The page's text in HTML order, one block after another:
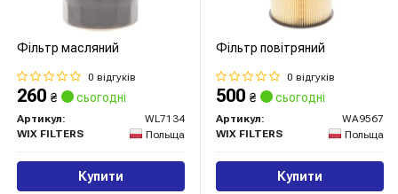
Фільтр масляний
0 відгуків
260 ₴ сьогодні
Артикул:
WL7134
WIX FILTERS
Польща
Купити
Фільтр повітряний
0 відгуків
500 ₴ сьогодні
Артикул:
WA9567
WIX FILTERS
Польща
Купити